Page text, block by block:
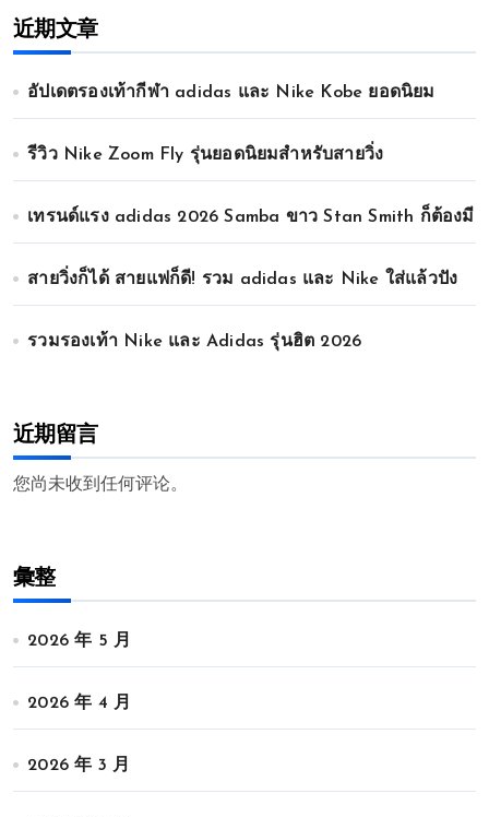
近期文章
อัปเดตรองเท้ากีฬา adidas และ Nike Kobe ยอดนิยม
รีวิว Nike Zoom Fly รุ่นยอดนิยมสำหรับสายวิ่ง
เทรนด์แรง adidas 2026 Samba ขาว Stan Smith ก็ต้องมี
สายวิ่งก็ได้ สายแฟก็ดี! รวม adidas และ Nike ใส่แล้วปัง
รวมรองเท้า Nike และ Adidas รุ่นฮิต 2026
近期留言
您尚未收到任何评论。
彙整
2026 年 5 月
2026 年 4 月
2026 年 3 月